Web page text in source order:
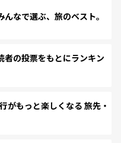
なで選ぶ、旅のベスト。
の投票をもとにランキン
もっと楽しくなる 旅先・